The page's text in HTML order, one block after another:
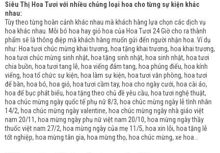
Siêu Thị Hoa Tươi với nhiều chủng loại hoa cho từng sự kiện khác
nhau:
Tùy theo từng hoàn cảnh khác nhau mà khách hàng lựa chọn các dịch vụ
hoa khác nhau. Mỗi bó hoa hay giỏ hoa của Hoa Tươi 24 Giờ cho ra thành
phẩm sẽ là thông điệp mà khách hàng muốn gửi đến người nhận hoa. Ví dụ
như: Hoa tươi chúc mừng khai trương, hoa tặng khai trương, hoa khai trương,
hoa tươi chúc mừng sinh nhật, hoa tặng sinh nhật, hoa sinh nhật, hoa tươi
chia buồn, hoa tươi tang lễ, hoa viếng đám tang, hoa phúng điếu, hoa kính
viếng, hoa tổ chức sự kiện, hoa làm sự kiện, hoa tươi văn phòng, hoa tươi
để bàn, hoa bó, hoa giỏ, hoa tươi cầm tay, hoa cho ngày cưới, hoa cài áo,
hoa để bục phát biểu, hoa tặng theo chủ đề yêu cầu, hoa tươi nghệ thuật,
hoa chúc mừng ngày quốc tế phụ nữ 8/3, hoa chúc mừng ngày lễ tình nhân
14/2, hoa chúc mừng ngày valentine, hoa chúc mừng ngày nhà giáo việt
nam 20/11, hoa mừng ngày phụ nữ việt nam 20/10, hoa mừng ngày thầy
thuốc việt nam 27/2, hoa mừng ngày của mẹ 11/5, hoa xin lỗi, hoa tặng lễ
tốt nghiệp, hoa mừng tân gia, hoa mừng thọ, hoa chúc mừng, xe hoa...